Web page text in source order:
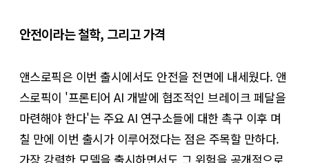
안전이라는 철학, 그리고 가격
앤스로픽은 이번 출시에서도 안전을 전면에 내세웠다. 앤
스로픽이 '프론티어 AI 개발에 협조적인 브레이크 페달을
마련해야 한다'는 주요 AI 연구소들에 대한 촉구 이후 며
칠 만에 이번 출시가 이루어졌다는 점은 주목할 만하다.
가장 강력한 모델을 출시하면서도 그 위험을 공개적으로